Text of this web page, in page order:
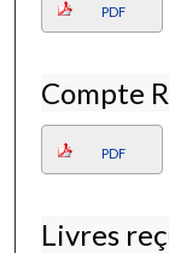
PDF
Compte
PDF
Livres